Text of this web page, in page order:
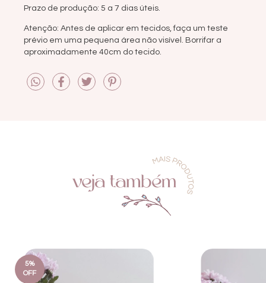
Prazo de produção: 5 a 7 dias úteis.
Atenção: Antes de aplicar em tecidos, faça um teste
prévio em uma pequena área não visível. Borrifar a
aproximadamente 40cm do tecido.
5%
OFF